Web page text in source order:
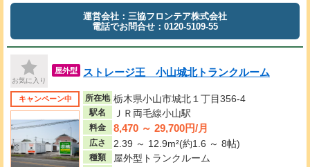
運営会社：三協フロンテア株式会社
電話でお問合せ：0120-5109-55
お気に入り
屋外型 ストレージ王 小山城北トランクルーム
キャンペーン中 所在地 栃木県小山市城北１丁目356-4
駅名 ＪＲ両毛線小山駅
料金 8,470 ～ 29,700円/月
広さ 2.39 ～ 12.9m²(約1.6 ～ 8帖)
種類 屋外型トランクルーム